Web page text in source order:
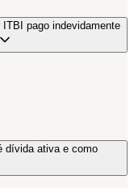
pago indevidamente
dívida ativa e como